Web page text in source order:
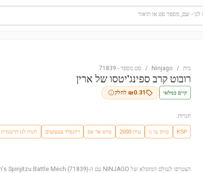
- שם, מספר סט או תיאור
בית /
Ninjago
/ סט מספר -
71839
רובוט קרב ספינג'יטסו של ארין
קיים במלאי ₪0.31 לחלק
חנויות:
KSP טויס טו גו עידן 2000 טויס אר אס רוזנפלד צעצועים חנות לגו הרשמית